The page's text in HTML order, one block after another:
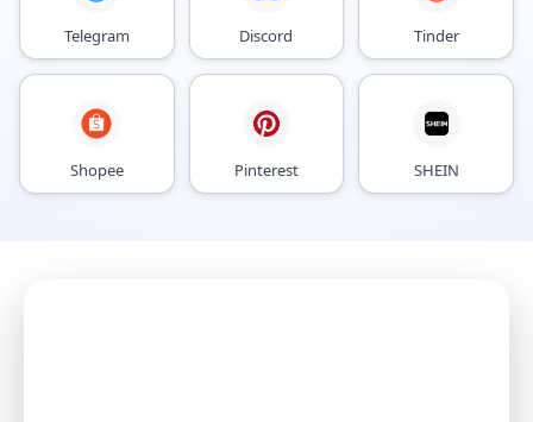
Telegram Discord Tinder
Shopee Pinterest SHEIN